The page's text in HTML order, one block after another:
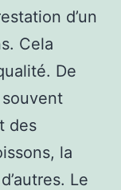
d’un
Cela
De
des
la
Le